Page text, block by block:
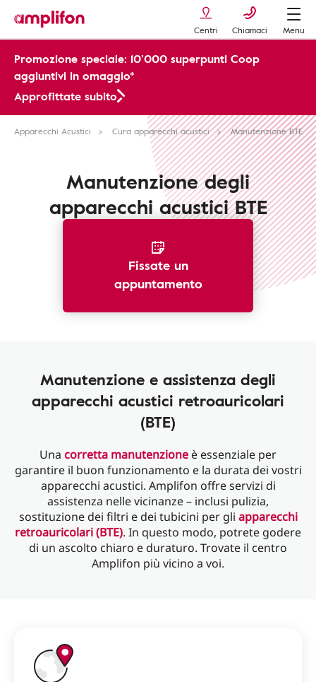
Centri Chiamaci Menu
Promozione speciale: 10’000 superpunti Coop
aggiuntivi in omaggio*
Approfittate subito
Apparecchi Acustici Cura apparecchi acustici Manutenzione BTE
Manutenzione degli
apparecchi acustici BTE
Fissate un
appuntamento
Manutenzione e assistenza degli
apparecchi acustici retroauricolari
(BTE)
Una corretta manutenzione è essenziale per
garantire il buon funzionamento e la durata dei vostri
apparecchi acustici. Amplifon offre servizi di
assistenza nelle vicinanze – inclusi pulizia,
sostituzione dei filtri e dei tubicini per gli apparecchi
retroauricolari (BTE). In questo modo, potrete godere
di un ascolto chiaro e duraturo. Trovate il centro
Amplifon più vicino a voi.